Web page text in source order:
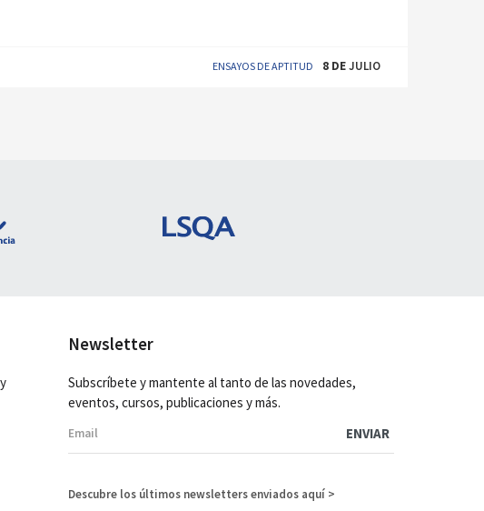
ENSAYOS DE APTITUD 8 DEJULIO
Newsletter
Subscríbete y mantente al tanto de las novedades,
eventos, cursos, publicaciones y más.
Descubre los últimos newsletters enviados aquí >